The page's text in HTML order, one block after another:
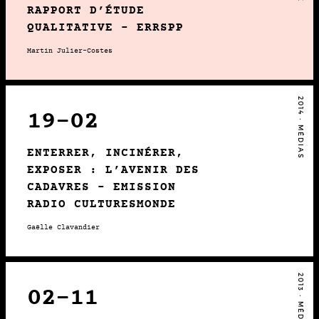
RAPPORT D’ÉTUDE
QUALITATIVE – ERRSPP
Martin Julier-Costes
19-02
ENTERRER, INCINÉRER,
EXPOSER : L’AVENIR DES
CADAVRES – EMISSION
RADIO CULTURESMONDE
Gaëlle Clavandier
2014 • MÉDIAS
02-11 2013 • MÉDIAS